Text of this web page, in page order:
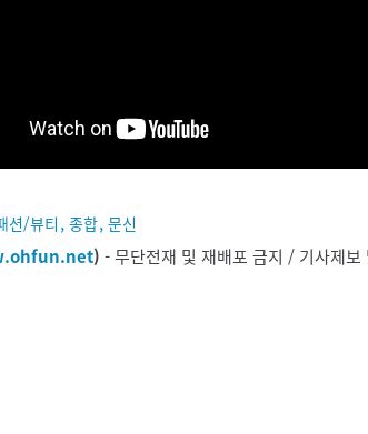
션/뷰티, 종합, 문신
) - 무단전재 및 재배포 금지 / 기사제보